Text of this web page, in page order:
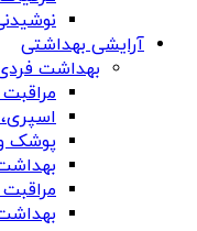
آرایشی بهداشتی
بهداشت
پوشک